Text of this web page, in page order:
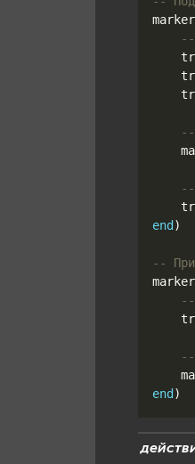
marker
--
--
--
end )
-- При
marker
--
--
end )